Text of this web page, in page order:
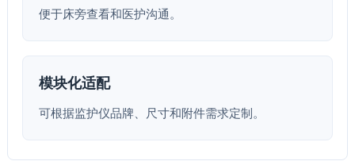
便于床旁查看和医护沟通。
模块化适配
可根据监护仪品牌、尺寸和附件需求定制。